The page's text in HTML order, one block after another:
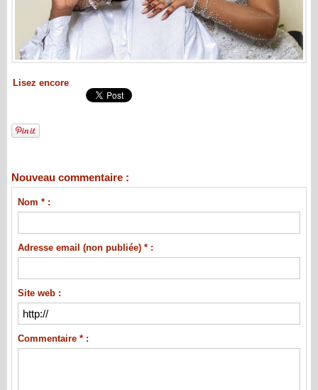
Lisez encore
Nouveau commentaire :
Nom * :
Adresse email (non publiée) * :
Site web :
Commentaire * :